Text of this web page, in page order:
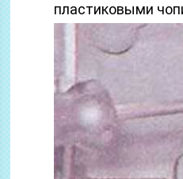
пластиковыми